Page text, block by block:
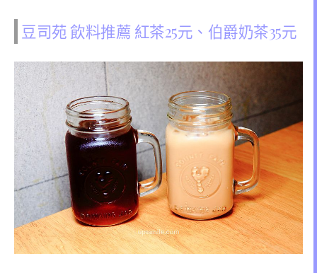
豆司苑 飲料推薦 紅茶25元、伯爵奶茶35元